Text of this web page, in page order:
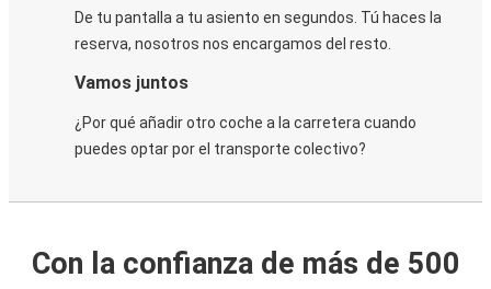
De tu pantalla a tu asiento en segundos. Tú haces la
reserva, nosotros nos encargamos del resto.
Vamos juntos
¿Por qué añadir otro coche a la carretera cuando
puedes optar por el transporte colectivo?
Con la confianza de más de 500